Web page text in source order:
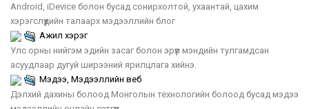
Android, iDevice болон бусад сонирхолтой, ухаантай, цахим
хэрэгслүүдийн талаарх мэдээллийн блог
Ажил хэрэг
Улс орны нийгэм эдийн засаг болон эрүүл мэндийн тулгамдсан
асуудлаар дугуй ширээний ярилцлага хийнэ.
Мэдээ, Мэдээллийн веб
Дэлхий дахины болоод Монголын технологийн болоод бусад мэдээ